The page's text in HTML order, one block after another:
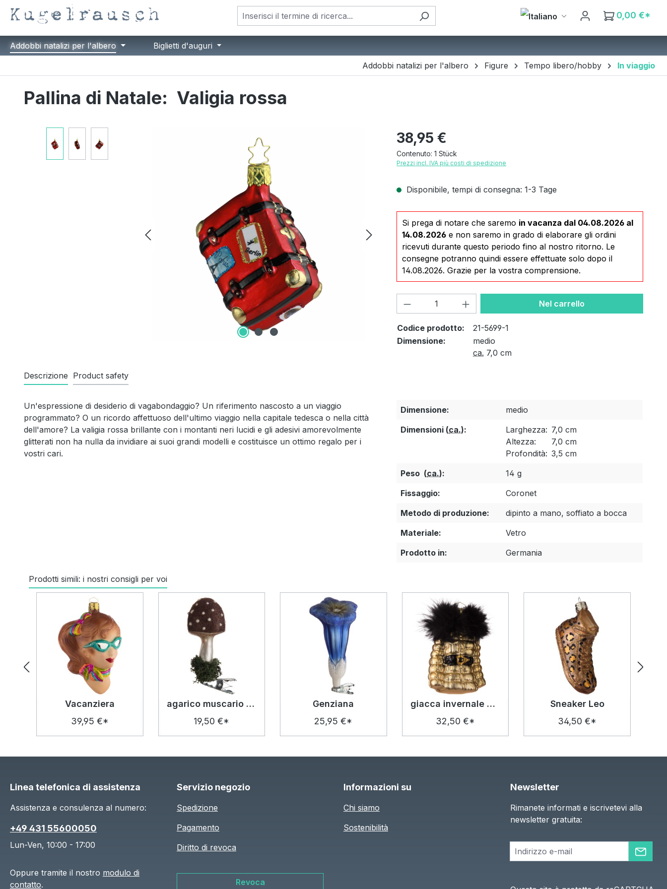
al contenuto principale
Salta alla ricerca
Passa alla navigazione principale 0,00 €*
Addobbi natalizi per l'albero
Biglietti d'auguri
Addobbi natalizi per l'albero
Figure Tempo libero/hobby In viaggio
Pallina di Natale: Valigia rossa
Prezzo normale:
38,95 €
Contenuto:1 Stück
Prezzi incl. IVA più costi di spedizione
Disponibile, tempi di consegna: 1-3 Tage
Si prega di notare che saremo in vacanza dal 04.08.2026 al
14.08.2026 e non saremo in grado di elaborare gli ordini
ricevuti durante questo periodo fino al nostro ritorno. Le
consegne potranno quindi essere effettuate solo dopo il
14.08.2026. Grazie per la vostra comprensione.
Quantità del prodotto: inserisci la quantità
Nel carrello
Codice prodotto:
21-5699-1
Dimensione:
medio
ca. 7,0 cm
Descrizione Product safety
Un'espressione di desiderio di vagabondaggio? Un riferimento nascosto a un viaggio
programmato? O un ricordo affettuoso dell'ultimo viaggio nella capitale tedesca o nella città
dell'amore? La valigia rossa brillante con i montanti neri lucidi e gli adesivi amorevolmente
glitterati non ha nulla da invidiare ai suoi grandi modelli e costituisce un ottimo regalo per i
vostri cari.
Dimensione:
medio
Dimensioni (ca.): Larghezza: 7,0 cm
Altezza:
7,0 cm
Profondità: 3,5 cm
Peso (ca.):
14 g
Fissaggio:
Coronet
Metodo di produzione:
dipinto a mano, soffiato a bocca
Materiale:
Vetro
Prodotto in:
Germania
Prodotti simili: i nostri consigli per voi
Salta la galleria dei prodotti
Vacanziera
39,95 €*
agarico muscario marrone
19,50 €*
Genziana
25,95 €*
giacca invernale dorata
32,50 €*
Sneaker Leo
34,50 €*
Linea telefonica di assistenza
Assistenza e consulenza al numero:
+49 431 55600050
Lun-Ven, 10:00 - 17:00
Oppure tramite il nostro modulo di
contatto.
Servizio negozio
Spedizione
Pagamento
Diritto di revoca
Revoca
Informazioni su
Chi siamo
Sostenibilità
Newsletter
Rimanete informati e iscrivetevi alla
newsletter gratuita: